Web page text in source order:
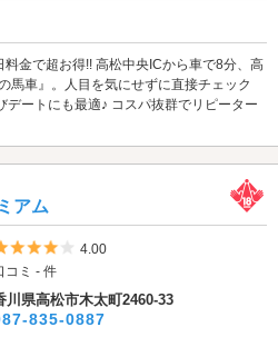
金で超お得!! 高松中央ICから車で8分、高
馬車』。人目を気にせずに直接チェック
デートにも最適♪ コスパ抜群でリピーター
アム
5つ星のうち4
4.00
コミ - 件
川県高松市木太町2460-33
835-0887